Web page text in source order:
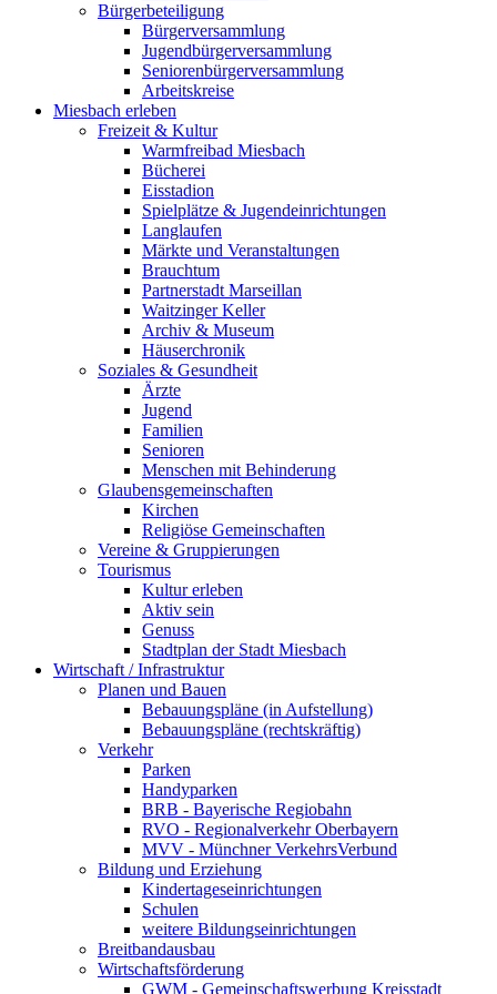
Bürgerbeteiligung
Bürgerversammlung
Jugendbürgerversammlung
Seniorenbürgerversammlung
Arbeitskreise
Miesbach erleben
Freizeit & Kultur
Warmfreibad Miesbach
Bücherei
Eisstadion
Spielplätze & Jugendeinrichtungen
Langlaufen
Märkte und Veranstaltungen
Brauchtum
Partnerstadt Marseillan
Waitzinger Keller
Archiv & Museum
Häuserchronik
Soziales & Gesundheit
Ärzte
Jugend
Familien
Senioren
Menschen mit Behinderung
Glaubensgemeinschaften
Kirchen
Religiöse Gemeinschaften
Vereine & Gruppierungen
Tourismus
Kultur erleben
Aktiv sein
Genuss
Stadtplan der Stadt Miesbach
Wirtschaft / Infrastruktur
Planen und Bauen
Bebauungspläne (in Aufstellung)
Bebauungspläne (rechtskräftig)
Verkehr
Parken
Handyparken
BRB - Bayerische Regiobahn
RVO - Regionalverkehr Oberbayern
MVV - Münchner VerkehrsVerbund
Bildung und Erziehung
Kindertageseinrichtungen
Schulen
weitere Bildungseinrichtungen
Breitbandausbau
Wirtschaftsförderung
GWM - Gemeinschaftswerbung Kreisstadt